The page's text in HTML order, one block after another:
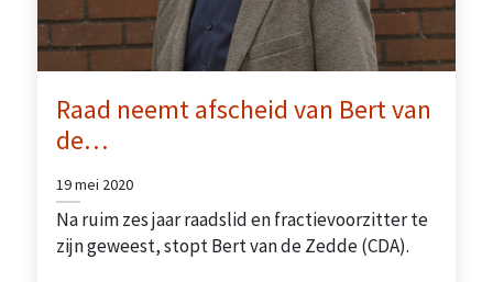
Raad neemt afscheid van Bert van
de…
19 mei 2020
Na ruim zes jaar raadslid en fractievoorzitter te
zijn geweest, stopt Bert van de Zedde (CDA).